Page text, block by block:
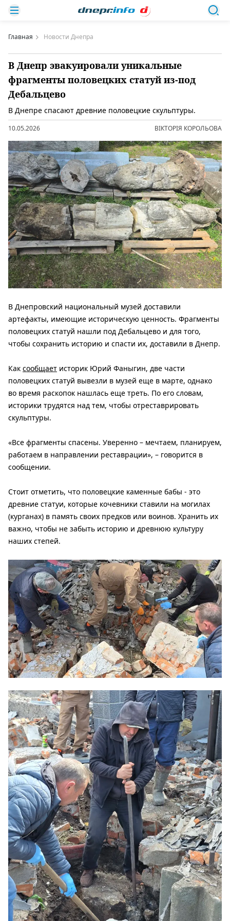
Главная Новости Днепра
В Днепр эвакуировали уникальные
фрагменты половецких статуй из-под
Дебальцево
В Днепре спасают древние половецкие скульптуры.
10.05.2026 ВІКТОРІЯ КОРОЛЬОВА
В Днепровский национальный музей доставили
артефакты, имеющие историческую ценность. Фрагменты
половецких статуй нашли под Дебальцево и для того,
чтобы сохранить историю и спасти их, доставили в Днепр.
Как сообщает историк Юрий Фаныгин, две части
половецких статуй вывезли в музей еще в марте, однако
во время раскопок нашлась еще треть. По его словам,
историки трудятся над тем, чтобы отреставрировать
скульптуры.
«Все фрагменты спасены. Уверенно – мечтаем, планируем,
работаем в направлении реставрации», – говорится в
сообщении.
Стоит отметить, что половецкие каменные бабы - это
древние статуи, которые кочевники ставили на могилах
(курганах) в память своих предков или воинов. Хранить их
важно, чтобы не забыть историю и древнюю культуру
наших степей.